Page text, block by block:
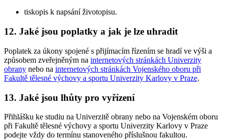
tiskopis k napsání životopisu.
12. Jaké jsou poplatky a jak je lze uhradit
Poplatek za úkony spojené s přijímacím řízením se hradí ve výši a
způsobem zveřejněným na internetových stránkách Univerzity
obrany nebo na internetových stránkách Vojenského oboru při
Fakultě tělesné výchovy a sportu Univerzity Karlovy v Praze.
13. Jaké jsou lhůty pro vyřízení
Přihlášku ke studiu na Univerzitě obrany nebo na Vojenském oboru
při Fakultě tělesné výchovy a sportu Univerzity Karlovy v Praze
podejte vždy do termínu stanoveného příslušnou fakultou.